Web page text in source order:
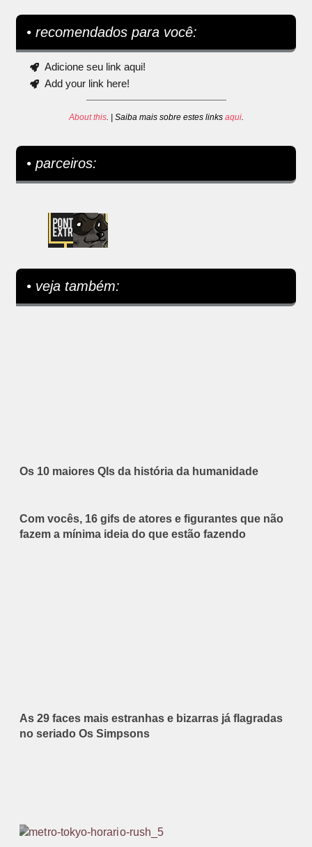
• recomendados para você:
Adicione seu link aqui!
Add your link here!
About this. | Saiba mais sobre estes links aqui.
• parceiros:
• veja também:
Os 10 maiores QIs da história da humanidade
Com vocês, 16 gifs de atores e figurantes que não
fazem a mínima ideia do que estão fazendo
As 29 faces mais estranhas e bizarras já flagradas
no seriado Os Simpsons